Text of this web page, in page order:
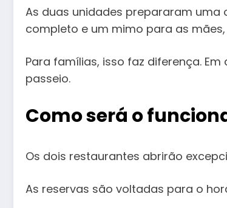
As duas unidades prepararam
completo e um mimo para as
Para famílias, isso faz diferença.
passeio.
Como será o
Os dois restaurantes abrirão
As reservas são voltadas para o